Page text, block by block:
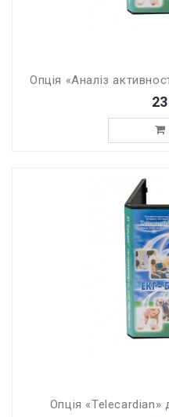
Опція «Аналіз
Опція